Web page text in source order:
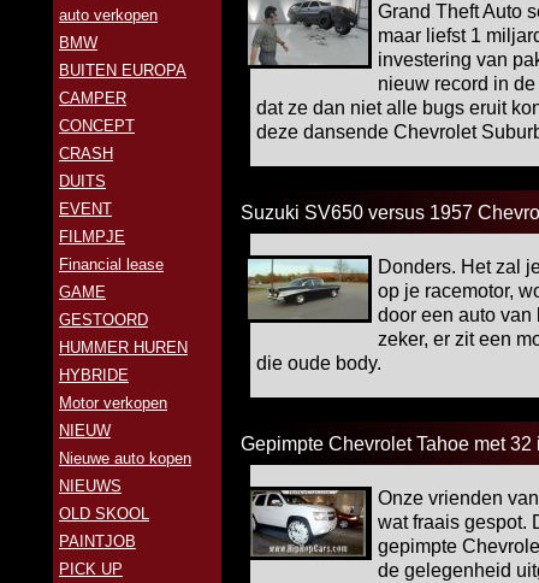
auto verkopen
BMW
BUITEN EUROPA
CAMPER
CONCEPT
CRASH
DUITS
EVENT
FILMPJE
Financial lease
GAME
GESTOORD
HUMMER HUREN
HYBRIDE
Motor verkopen
NIEUW
Nieuwe auto kopen
NIEUWS
OLD SKOOL
PAINTJOB
PICK UP
Grand Theft Auto
maar liefst 1
investering van
nieuw record in
dat ze dan niet alle bugs eruit
deze dansende Chevrolet
Suzuki SV650 versus 1957
Donders. Het zal
op je racemotor,
door een auto
zeker, er zit een
die oude body.
Gepimpte Chevrolet Tahoe met
Onze vrienden
wat fraais gespot.
gepimpte
de gelegenheid